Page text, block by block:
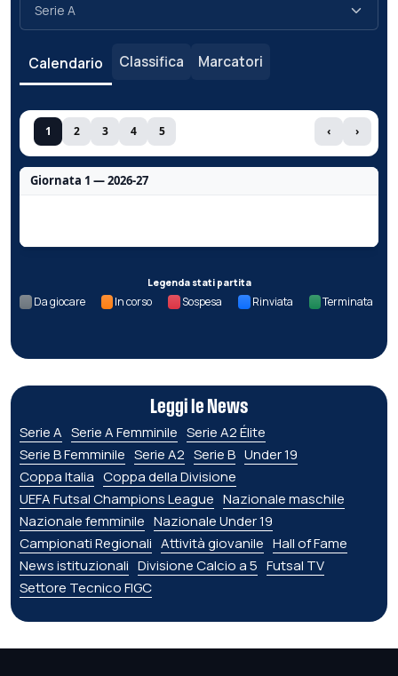
Calendario Classifica Marcatori
1 2 3 4 5 ‹ ›
Giornata 1 — 2026-27
Legenda stati partita
Da giocare In corso Sospesa Rinviata Terminata
Leggi le News
Serie A Serie A Femminile Serie A2 Élite
Serie B Femminile Serie A2 Serie B Under 19
Coppa Italia Coppa della Divisione
UEFA Futsal Champions League Nazionale maschile
Nazionale femminile Nazionale Under 19
Campionati Regionali Attività giovanile Hall of Fame
News istituzionali Divisione Calcio a 5 Futsal TV
Settore Tecnico FIGC